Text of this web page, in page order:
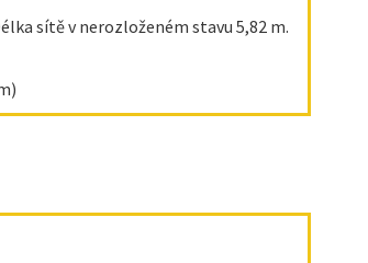
sítě v nerozloženém stavu 5,82 m.